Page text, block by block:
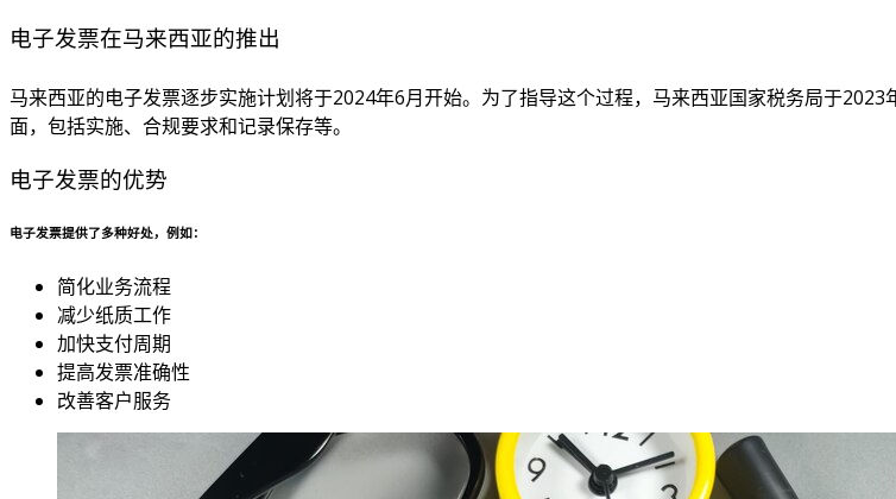
电子发票在马来西亚的推出
马来西亚的电子发票逐步实施计划将于2024年6月开始。为了指导这个过程，马来西亚国家税务局于
面，包括实施、合规要求和记录保存等。
电子发票的优势
电子发票提供了多种好处，例如：
简化业务流程
减少纸质工作
加快支付周期
提高发票准确性
改善客户服务